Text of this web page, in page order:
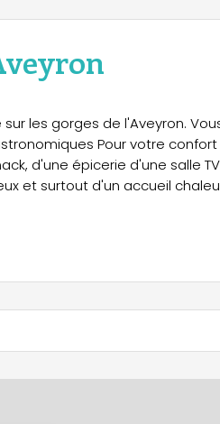
les gorges de l'Aveyron.
Pour votre confort
d'une épicerie d'une salle
et surtout d'un accueil